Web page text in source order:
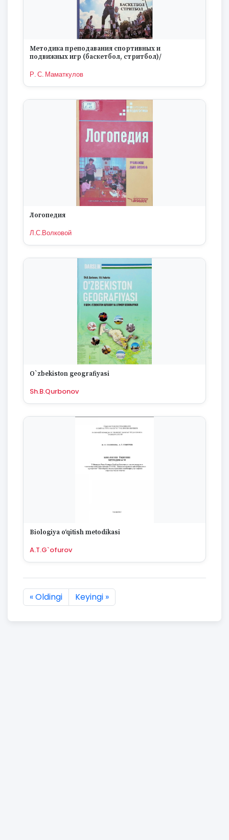
Методика преподавания спортивных и
подвижных игр (баскетбол, стритбол)/
Р. С. Маматкулов
Логопедия
Л.С.Волковой
O`zbekiston geografiyasi
Sh.B.Qurbonov
Biologiya oʻqitish metodikasi
A.T.G`ofurov
1105 natijaning :first dan :last gacha ko'rsatildi
« Oldingi Keyingi »